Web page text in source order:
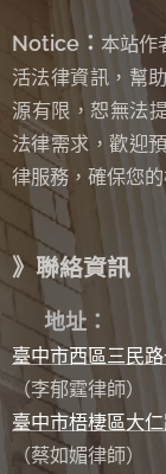
Notice： 本站作
活法律資訊，幫
源有限，恕無法
法律需求，歡迎
律服務，確保您
》聯絡資訊
地址：
臺中市西區三民
（李郁霆律師）
臺中市梧棲區大
（蔡如媚律師）